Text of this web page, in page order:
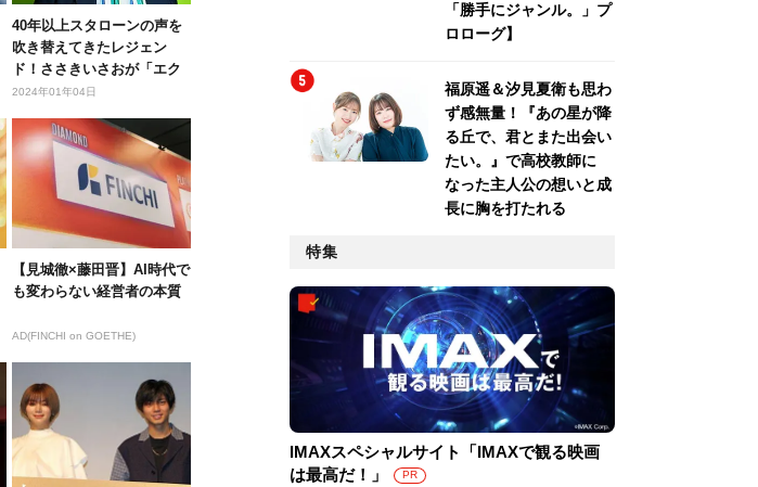
40年以上スタローンの声を
吹き替えてきたレジェン
ド！ささきいさおが「エク
スペンダ...
2024年01年04日
【見城徹×藤田晋】AI時代で
も変わらない経営者の本質
AD(FINCHI on GOETHE)
「勝手にジャンル。」プ
ロローグ】
福原遥＆汐見夏衛も思わ
ず感無量！『あの星が降
る丘で、君とまた出会い
たい。』で高校教師に
なった主人公の想いと成
長に胸を打たれる
特集
IMAXスペシャルサイト「IMAXで観る映画
は最高だ！」
PR